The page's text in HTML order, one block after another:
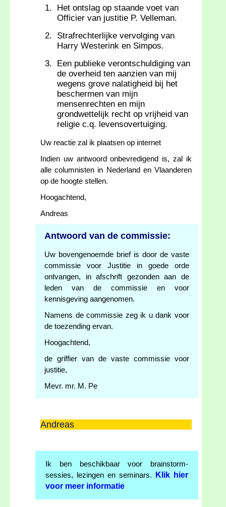
Het ontslag op staande voet van
Officier van justitie P. Velleman.
Strafrechterlijke vervolging van
Harry Westerink en Simpos.
Een publieke verontschuldiging van
de overheid ten aanzien van mij
wegens grove nalatigheid bij het
beschermen van mijn
mensenrechten en mijn
grondwettelijk recht op vrijheid van
religie c.q. levensovertuiging.
Uw reactie zal ik plaatsen op internet
Indien uw antwoord onbevredigend is, zal ik
alle columnisten in Nederland en Vlaanderen
op de hoogte stellen.
Hoogachtend,
Andreas
Antwoord van de commissie:
Uw bovengenoemde brief is door de vaste
commissie voor Justitie in goede orde
ontvangen, in afschrift gezonden aan de
leden van de commissie en voor
kennisgeving aangenomen.
Namens de commissie zeg ik u dank voor
de toezending ervan.
Hoogachtend,
de griffier van de vaste commissie voor
justitie,
Mevr. mr. M. Pe
Andreas
Ik ben beschikbaar voor brainstorm-
sessies, lezingen en seminars.
Klik hier
voor meer informatie